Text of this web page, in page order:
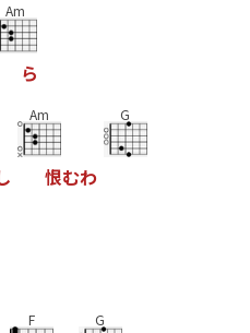
Am
ら
Am
恨むわ
G
F G